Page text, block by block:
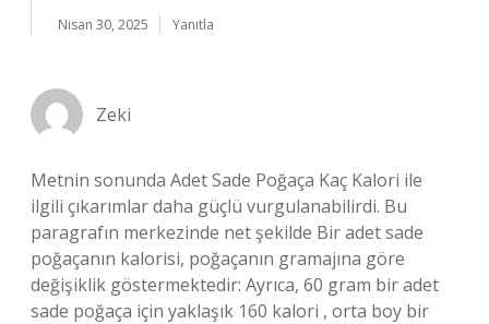
Nisan 30, 2025 Yanıtla
Zeki
Metnin sonunda Adet Sade Poğaça Kaç Kalori ile
ilgili çıkarımlar daha güçlü vurgulanabilirdi. Bu
paragrafın merkezinde net şekilde Bir adet sade
poğaçanın kalorisi, poğaçanın gramajına göre
değişiklik göstermektedir: Ayrıca, 60 gram bir adet
sade poğaça için yaklaşık 160 kalori , orta boy bir